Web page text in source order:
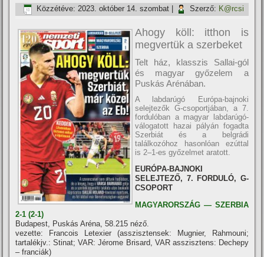
Közzétéve: 2023. október 14. szombat Szerző: K@rcsi
Ahogy köll: itthon is
megvertük a szerbeket
Telt ház, klasszis Sallai-gól
és magyar győzelem a
Puskás Arénában.
A labdarúgó Európa-bajnoki
selejtezők G-csoportjában, a 7.
fordulóban a magyar labdarúgó-
válogatott hazai pályán fogadta
Szerbiát és a belgrádi
találkozóhoz hasonlóan ezúttal
is 2–1-es győzelmet aratott.
EURÓPA-BAJNOKI
SELEJTEZŐ, 7. FORDULÓ, G-
CSOPORT
MAGYARORSZÁG — SZERBIA
2-1 (2-1)
Budapest, Puskás Aréna, 58.215 néző.
vezette: Francois Letexier (asszisztensek: Mugnier, Rahmouni;
tartalékjv.: Stinat; VAR: Jérome Brisard, VAR asszisztens: Dechepy
– franciák)